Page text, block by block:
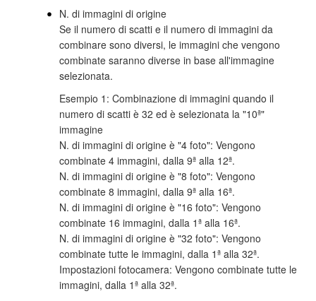
N. di immagini di origine
Se il numero di scatti e il numero di immagini da
combinare sono diversi, le immagini che vengono
combinate saranno diverse in base all'immagine
selezionata.
Esempio 1: Combinazione di immagini quando il
numero di scatti è 32 ed è selezionata la "10ª"
immagine
N. di immagini di origine è "4 foto": Vengono
combinate 4 immagini, dalla 9ª alla 12ª.
N. di immagini di origine è "8 foto": Vengono
combinate 8 immagini, dalla 9ª alla 16ª.
N. di immagini di origine è "16 foto": Vengono
combinate 16 immagini, dalla 1ª alla 16ª.
N. di immagini di origine è "32 foto": Vengono
combinate tutte le immagini, dalla 1ª alla 32ª.
Impostazioni fotocamera: Vengono combinate tutte le
immagini, dalla 1ª alla 32ª.